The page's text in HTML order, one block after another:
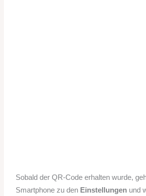
Sobald der QR-Code erhalten wurde,
Smartphone zu den Einstellungen und